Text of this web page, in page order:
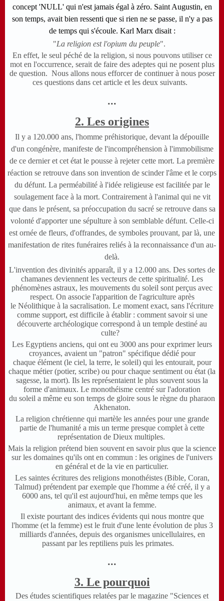
concept 'NULL' qui n'est jamais égal à zéro. Saint Augustin, en
son temps, avait bien ressenti que si rien ne se passe, il n'y a pas
de temps qui s'écoule. Karl Marx disait :
"La religion est l'opium du peuple".
En effet, le seul péché de la religion, si nous pouvons utiliser ce
mot en l'occurrence, serait de faire des adeptes qui ne posent plus
de question. Nous allons nous efforcer de continuer à nous poser
ces questions dans cet article et les deux suivants.
...
2. Les origines
Il y a 120.000 ans, l'homme préhistorique, devant la dépouille
d'un congénère, manifeste de l'incompréhension à l'immobilisme
de ce dernier et cet état le pousse à rejeter cette mort. La première
réaction se retrouve dans son invention de scinder l'âme et le corps
du défunt. La perméabilité à l'idée religieuse est facilitée par le
soulagement face à la mort. Contrairement à l'animal qui ne vit
que dans le présent, sa préoccupation du sacré se retrouve dans sa
volonté d'apporter une sépulture à son semblable défunt. Celle-ci
est ornée de fleurs, d'offrandes, de symboles prouvant, par là, une
manifestation de rites funéraires reliés à la reconnaissance d'un au-
delà.
L'invention des divinités apparaît, il y a 12.000 ans. Des sortes de
chamanes deviennent les vecteurs de cette spiritualité. Les
phénomènes astraux, les mouvements du soleil sont perçus avec
respect. On associe l'apparition de l'agriculture après
le Néolithique à la sacralisation. Le moment exact, sans l'écriture
comme support, est difficile à établir : comment savoir si une
découverte archéologique correspond à un temple destiné au
culte?
Les Egyptiens anciens, qui ont eu 3000 ans pour exprimer leurs
croyances, avaient un "patron" spécifique dédié pour
chaque élément (le ciel, la terre, le soleil) qui les entourait, pour
chaque métier (potier, scribe) ou pour chaque sentiment ou état (la
sagesse, la mort). Ils les représentaient le plus souvent sous la
forme d'animaux. Le monothéisme centré sur l'adoration
du soleil a même eu son temps de gloire sous le règne du pharaon
Akhenaton.
La religion chrétienne qui martèle les années pour une grande
partie de l'humanité a mis un terme presque complet à cette
représentation de Dieux multiples.
Mais la religion prétend bien souvent en savoir plus que la science
sur les domaines qu'ils ont en commun : les origines de l'univers
en général et de la vie en particulier.
Les saintes écritures des religions monothéistes (Bible, Coran,
Talmud) prétendent par exemple que l'homme a été créé, il y a
6000 ans, tel qu'il est aujourd'hui, en même temps que les
animaux, et avant la femme.
Il existe pourtant des indices évidents qui nous montre que
l'homme (et la femme) est le fruit d'une lente évolution de plus 3
milliards d'années, depuis des organismes unicellulaires, en
passant par les reptiliens puis les primates.
...
3. Le pourquoi
Des études scientifiques relatées par le magazine "Sciences et